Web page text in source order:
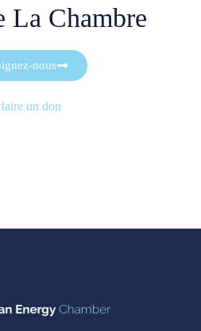
La Chambre
nous
faire un don